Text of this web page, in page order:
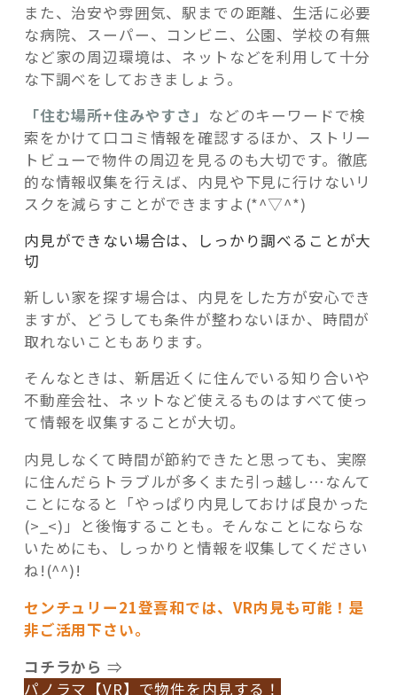
また、治安や雰囲気、駅までの距離、生活に必要
な病院、スーパー、コンビニ、公園、学校の有無
など家の周辺環境は、ネットなどを利用して十分
な下調べをしておきましょう。
「住む場所+住みやすさ」 などのキーワードで検
索をかけて口コミ情報を確認するほか、ストリー
トビューで物件の周辺を見るのも大切です。徹底
的な情報収集を行えば、内見や下見に行けないリ
スクを減らすことができますよ(*^▽^*)
内見ができない場合は、しっかり調べることが大
切
新しい家を探す場合は、内見をした方が安心でき
ますが、どうしても条件が整わないほか、時間が
取れないこともあります。
そんなときは、新居近くに住んでいる知り合いや
不動産会社、ネットなど使えるものはすべて使っ
て情報を収集することが大切。
内見しなくて時間が節約できたと思っても、実際
に住んだらトラブルが多くまた引っ越し…なんて
ことになると「やっぱり内見しておけば良かった
(>_<)」と後悔することも。そんなことにならな
いためにも、しっかりと情報を収集してください
ね!(^^)!
センチュリー21登喜和では、VR内見も可能！是
非ご活用下さい。
コチラから ⇒
パノラマ【VR】で物件を内見する！